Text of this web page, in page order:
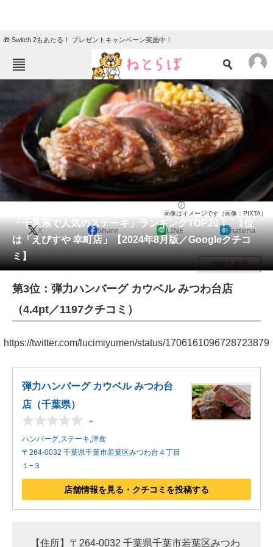
🎁 Switch 2もあたる！ プレゼントキャンペーン実施中！
TOP ニュース
エンタメ クイズ
グルメ 地域
住まい 教育・育児
動物 リサーチ
会員記事
メディア
注目記事を集めた総合ページ
ビジネスと働き方のヒント
企業ITのトレンドを詳説
経営リーダーのコミュニティ
マーケ×ITの今がよく分かる
「千葉県で人気のステーキ」ランキングTOP20！ 1位
は「えびすや 幸町店」【2024年8月版／Googleクチコ
ミ】
画像はイメージです（画像：PIXTA）
X Share LINE hatena
目次を表示
第3位：弾力ハンバーグ カウベル みつわ台店
（4.4pt／1197クチコミ）
https://twitter.com/lucimiyumen/status/1706161096728723879
弾力ハンバーグ カウベル みつわ台
店（千葉県）
-
ハンバーグ,ステーキ,洋食
〒264-0032 千葉県千葉市若葉区みつわ台４丁目
１−３
店舗情報を見る・クチコミを投稿する
【住所】〒264-0032 千葉県千葉市若葉区みつわ